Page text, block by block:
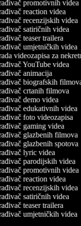
promotivnih videa
reaction videa
recenzijskih videa
satiričnih videa
teaser trailera
umjetničkih videa
videozapisa za
YouTube videa
animacija
biografskih filmova
crtanih filmova
demo videa
edukativnih videa
foto videozapisa
gaming videa
glazbenih filmova
glazbenih spotova
lyric videa
parodijskih videa
promotivnih videa
reaction videa
recenzijskih videa
satiričnih videa
teaser trailera
umjetničkih videa